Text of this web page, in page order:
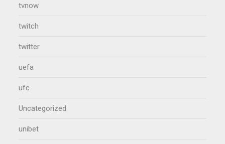
tvnow
twitch
twitter
uefa
ufc
Uncategorized
unibet